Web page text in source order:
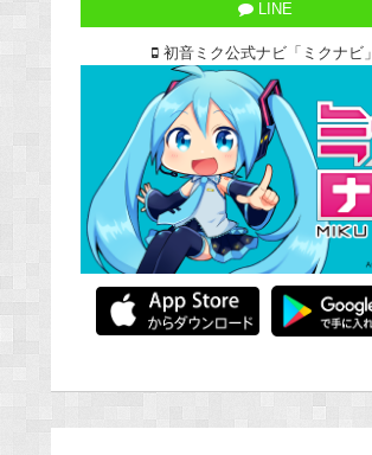
LINE
初音ミク公式ナビ「ミクナビ」